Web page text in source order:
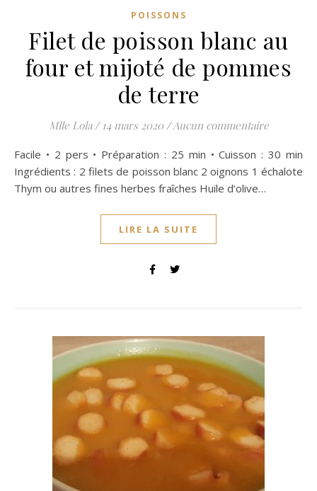
POISSONS
Filet de poisson blanc au
four et mijoté de pommes
de terre
Mlle Lola / 14 mars 2020 /Aucun commentaire
Facile • 2 pers • Préparation : 25 min • Cuisson : 30 min
Ingrédients : 2 filets de poisson blanc 2 oignons 1 échalote
Thym ou autres fines herbes fraîches Huile d’olive…
LIRE LA SUITE